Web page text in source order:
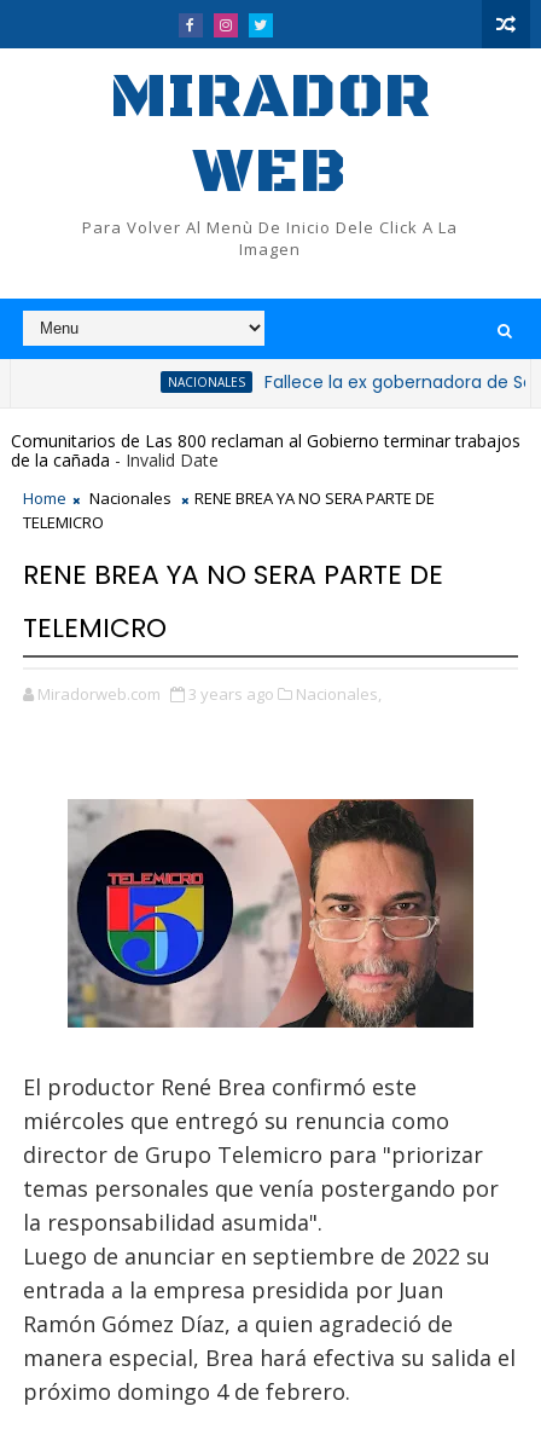
MIRADOR
WEB
Para Volver Al Menù De Inicio Dele Click A La
Imagen
NACIONALES Fallece la ex gobernadora de San
Comunitarios de Las 800 reclaman al Gobierno terminar trabajos
de la cañada - Invalid Date
Home Nacionales
RENE BREA YA NO SERA PARTE DE
TELEMICRO
RENE BREA YA NO SERA PARTE DE
TELEMICRO
Miradorweb.com 3 years ago Nacionales,
El productor René Brea confirmó este
miércoles que entregó su renuncia como
director de Grupo Telemicro para "priorizar
temas personales que venía postergando por
la responsabilidad asumida".
Luego de anunciar en septiembre de 2022 su
entrada a la empresa presidida por Juan
Ramón Gómez Díaz, a quien agradeció de
manera especial, Brea hará efectiva su salida el
próximo domingo 4 de febrero.